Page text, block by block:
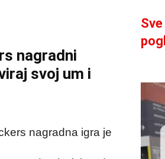
nagradni
svoj um i
nagradna igra je